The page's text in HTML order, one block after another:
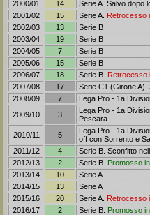
2000/01
14
Serie A. Salvo dopo
2001/02
15 Serie A. Retrocesso
2002/03
13
Serie B
2003/04
19
Serie B
2004/05
7 Serie B
2005/06
15 Serie B
2006/07
18 Serie B. Retrocesso
2007/08
17 Serie C1 (Girone A).
2008/09
7 Lega Pro - 1a
2009/10
3
Lega Pro - 1a
Pescara
2010/11 5 Lega Pro - 1a
off con Sorrento e
2011/12
4 Serie B. Sconfitto
2012/13
2 Serie B. Promosso
2013/14
10 Serie A
2014/15
13 Serie A
2015/16
20 Serie A. Retrocesso
2016/17
2 Serie B. Promosso